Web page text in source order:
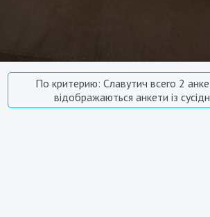
По критерию: Славутич всего 2
відображаються анкети із